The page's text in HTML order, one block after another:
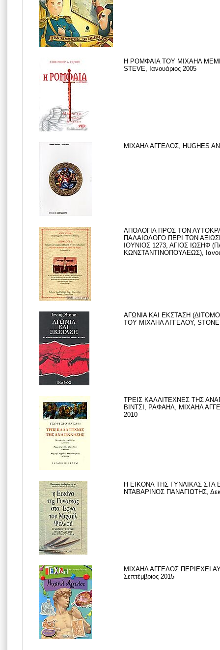
Η ΡΟΜΦΑΙΑ ΤΟΥ ΜΙΧΑΗΛ
STEVE, Ιανουάριος 2005
ΜΙΧΑΗΛ ΑΓΓΕΛΟΣ, HUGHES
ΑΠΟΛΟΓΙΑ ΠΡΟΣ ΤΟΝ
ΠΑΛΑΙΟΛΟΓΟ ΠΕΡΙ ΤΩΝ
ΙΟΥΝΙΟΣ 1273, ΑΓΙΟΣ ΙΩΣΗΦ
ΚΩΝΣΤΑΝΤΙΝΟΠΟΥΛΕΩΣ),
ΑΓΩΝΙΑ ΚΑΙ ΕΚΣΤΑΣΗ
ΤΟΥ ΜΙΧΑΗΛ ΑΓΓΕΛΟΥ, STONE
ΤΡΕΙΣ ΚΑΛΛΙΤΕΧΝΕΣ ΤΗΣ
ΒΙΝΤΣΙ, ΡΑΦΑΗΛ, ΜΙΧΑΗΛ
2010
Η ΕΙΚΟΝΑ ΤΗΣ ΓΥΝΑΙΚΑΣ
ΝΤΑΒΑΡΙΝΟΣ ΠΑΝΑΓΙΩΤΗΣ,
ΜΙΧΑΗΛ ΑΓΓΕΛΟΣ ΠΕΡΙΕΧΕΙ
Σεπτέμβριος 2015